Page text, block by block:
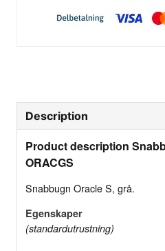
Description
Product description
ORACGS
Snabbugn Oracle S, grå.
Egenskaper
(standardutrustning)